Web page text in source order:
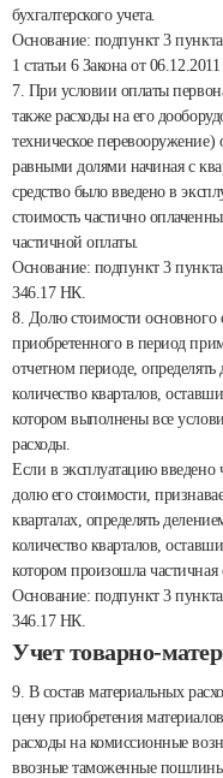
бухгалтерского учета.
Основание: подпункт 3 пункта
1 статьи 6 Закона от
7. При условии оплаты
также расходы на его
техническое перевооружение)
равными долями начиная с
средство было введено в
стоимость частично
частичной оплаты.
Основание: подпункт 3
346.17 НК.
8. Долю стоимости основного
приобретенного в период
отчетном периоде,
количество кварталов,
котором выполнены все
расходы.
Если в эксплуатацию введено
долю его стоимости,
кварталах, определять
количество кварталов,
котором произошла частичная
Основание: подпункт 3
346.17 НК.
Учет товарно-
9. В состав материальных
цену приобретения
расходы на комиссионные
ввозные таможенные